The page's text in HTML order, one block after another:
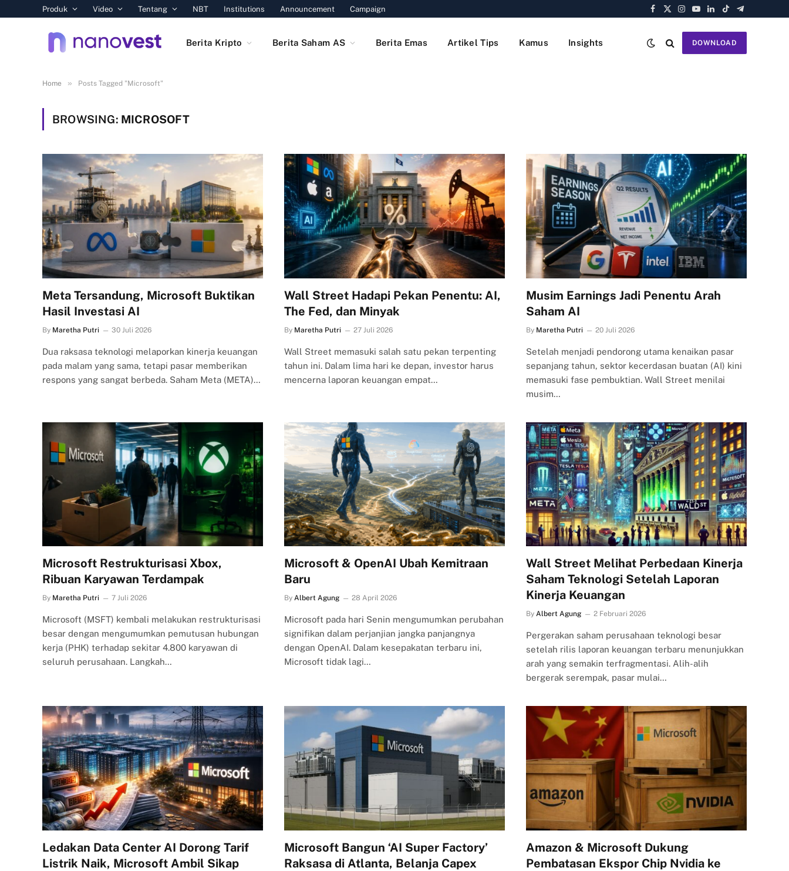
Produk Video Tentang NBT Institutions Announcement Campaign
Facebook
X
Instagram
YouTube
LinkedIn
TikTokTelegram
Berita Kripto Berita Saham AS Berita Emas Artikel Tips Kamus Insights DOWNLOAD
Home » Posts Tagged "Microsoft"
BROWSING: MICROSOFT
Meta Tersandung, Microsoft Buktikan
Hasil Investasi AI
By Maretha Putri 30 Juli 2026
Dua raksasa teknologi melaporkan kinerja keuangan
pada malam yang sama, tetapi pasar memberikan
respons yang sangat berbeda. Saham Meta (META)…
Wall Street Hadapi Pekan Penentu: AI,
The Fed, dan Minyak
By Maretha Putri 27 Juli 2026
Wall Street memasuki salah satu pekan terpenting
tahun ini. Dalam lima hari ke depan, investor harus
mencerna laporan keuangan empat…
Musim Earnings Jadi Penentu Arah
Saham AI
By Maretha Putri 20 Juli 2026
Setelah menjadi pendorong utama kenaikan pasar
sepanjang tahun, sektor kecerdasan buatan (AI) kini
memasuki fase pembuktian. Wall Street menilai
musim…
Microsoft Restrukturisasi Xbox,
Ribuan Karyawan Terdampak
By Maretha Putri 7 Juli 2026
Microsoft (MSFT) kembali melakukan restrukturisasi
besar dengan mengumumkan pemutusan hubungan
kerja (PHK) terhadap sekitar 4.800 karyawan di
seluruh perusahaan. Langkah…
Microsoft & OpenAI Ubah Kemitraan
Baru
By Albert Agung 28 April 2026
Microsoft pada hari Senin mengumumkan perubahan
signifikan dalam perjanjian jangka panjangnya
dengan OpenAI. Dalam kesepakatan terbaru ini,
Microsoft tidak lagi…
Wall Street Melihat Perbedaan Kinerja
Saham Teknologi Setelah Laporan
Kinerja Keuangan
By Albert Agung 2 Februari 2026
Pergerakan saham perusahaan teknologi besar
setelah rilis laporan keuangan terbaru menunjukkan
arah yang semakin terfragmentasi. Alih-alih
bergerak serempak, pasar mulai…
Ledakan Data Center AI Dorong Tarif
Listrik Naik, Microsoft Ambil Sikap
Microsoft Bangun ‘AI Super Factory’
Raksasa di Atlanta, Belanja Capex
Amazon & Microsoft Dukung
Pembatasan Ekspor Chip Nvidia ke